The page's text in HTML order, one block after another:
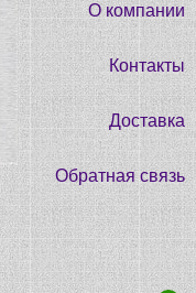
О компании
Контакты
Доставка
Обратная связь